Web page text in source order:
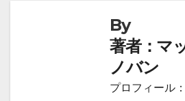
By
著者：マ
ノバン
プロフィール